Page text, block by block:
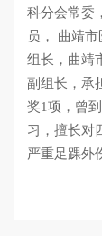
科分会常委
员， 曲靖
组长，曲靖
副组长，承
奖1项，曾
习，擅长对
严重足踝外